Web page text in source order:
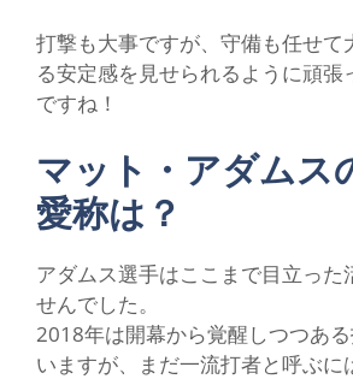
打撃も大事ですが、守備も任せて
る安定感を見せられるように頑張
ですね！
マット・アダムス
愛称は？
アダムス選手はここまで目立った
せんでした。
2018年は開幕から覚醒しつつあ
いますが、まだ一流打者と呼ぶに